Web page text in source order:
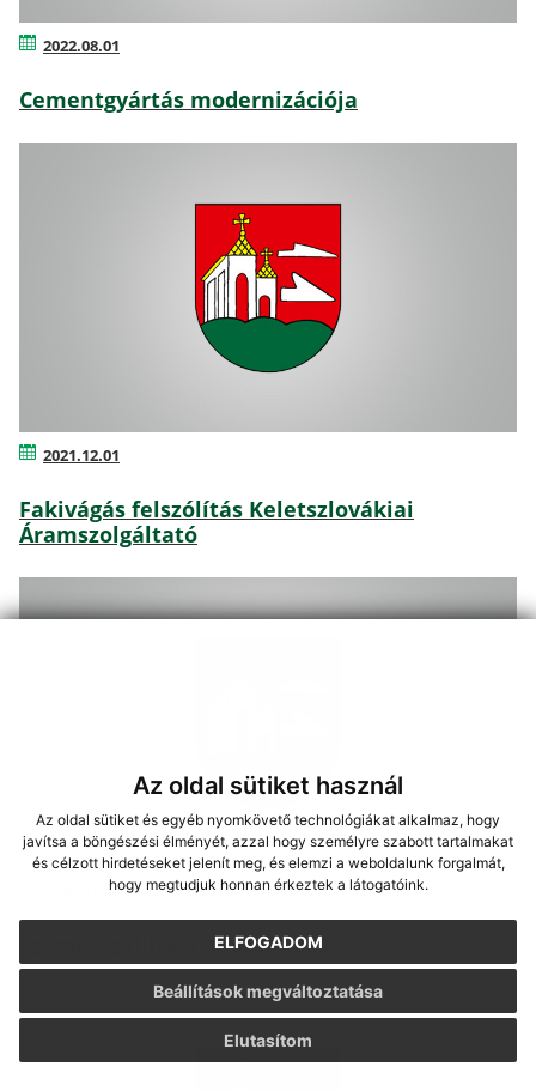
Az oldal sütiket használ
Az oldal sütiket és egyéb nyomkövető technológiákat alkalmaz, hogy
javítsa a böngészési élményét, azzal hogy személyre szabott tartalmakat
és célzott hirdetéseket jelenít meg, és elemzi a weboldalunk forgalmát,
hogy megtudjuk honnan érkeztek a látogatóink.
ELFOGADOM
Elutasítom
Beállítások megváltoztatása
2022.08.01
Cementgyártás modernizációja
2021.12.01
Fakivágás felszólítás Keletszlovákiai
Áramszolgáltató
2020.01.02
Szemétszállítási naptár 2020